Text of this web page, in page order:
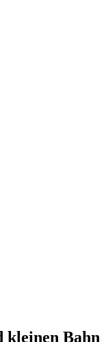
kleinen Bahn